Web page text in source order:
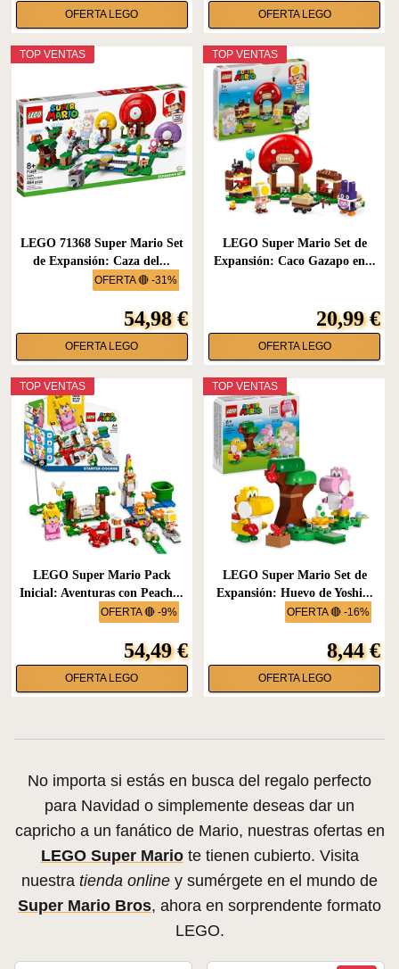
OFERTA LEGO OFERTA LEGO
OFERTA 🔴 -31%
TOP VENTAS
LEGO 71368 Super Mario Set
de Expansión: Caza del...
54,98 €
OFERTA LEGO
TOP VENTAS
LEGO Super Mario Set de
Expansión: Caco Gazapo en...
20,99 €
OFERTA LEGO
OFERTA 🔴 -9%
TOP VENTAS
LEGO Super Mario Pack
Inicial: Aventuras con Peach...
54,49 €
OFERTA LEGO
OFERTA 🔴 -16%
TOP VENTAS
LEGO Super Mario Set de
Expansión: Huevo de Yoshi...
8,44 €
OFERTA LEGO
No importa si estás en busca del regalo perfecto
para Navidad o simplemente deseas dar un
capricho a un fanático de Mario, nuestras ofertas en
LEGO Super Mariote tienen cubierto. Visita
nuestra tienda online y sumérgete en el mundo de
Super Mario Bros, ahora en sorprendente formato
LEGO.